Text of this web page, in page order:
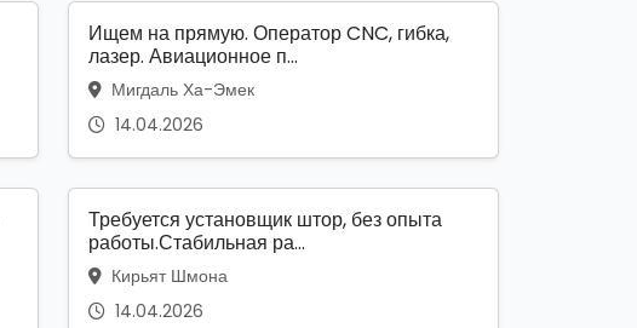
Ищем на прямую. Оператор CNC, гибка,
лазер. Авиационное п...
Мигдаль Ха-Эмек
14.04.2026
Требуется установщик штор, без опыта
работы.Стабильная ра...
Кирьят Шмона
14.04.2026